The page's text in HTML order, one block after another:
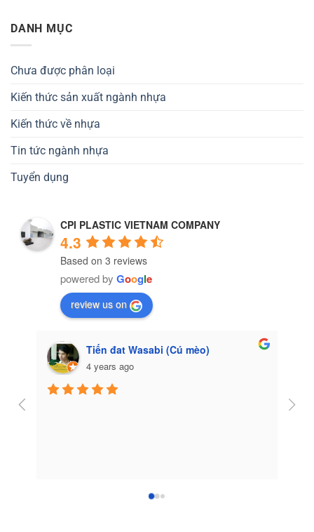
DANH MỤC
Chưa được phân loại
Kiến thức sản xuất ngành nhựa
Kiến thức về nhựa
Tin tức ngành nhựa
Tuyển dụng
CPI PLASTIC VIETNAM COMPANY
4.3
Based on 3 reviews
powered by Google
review us on
Tiến đat Wasabi (Cú mèo)
4 years ago